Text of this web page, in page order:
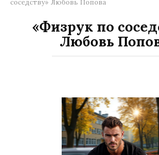
соседству» Любовь Попова
«Физрук по
Любовь